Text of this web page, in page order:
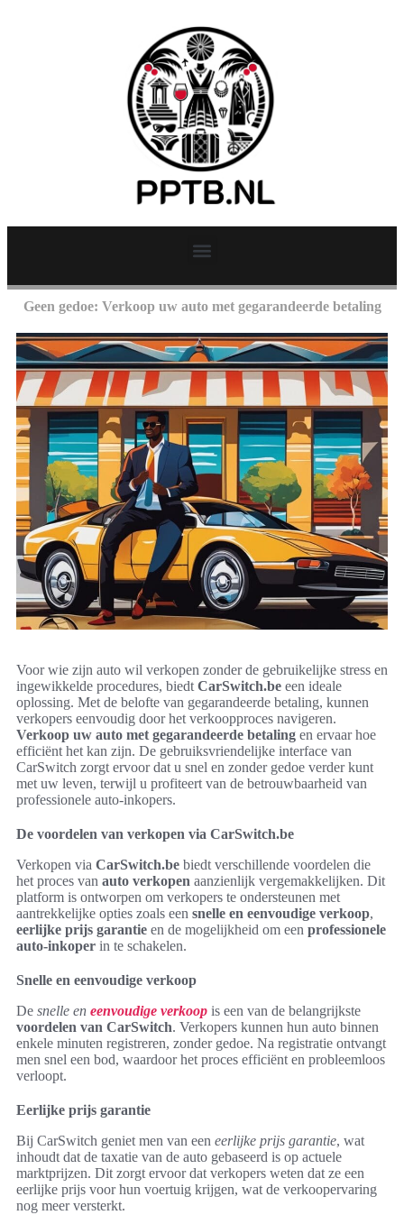
Geen gedoe: Verkoop uw auto met gegarandeerde betaling
Voor wie zijn auto wil verkopen zonder de gebruikelijke stress en
ingewikkelde procedures, biedt CarSwitch.be een ideale
oplossing. Met de belofte van gegarandeerde betaling, kunnen
verkopers eenvoudig door het verkoopproces navigeren.
Verkoop uw auto met gegarandeerde betaling en ervaar hoe
efficiënt het kan zijn. De gebruiksvriendelijke interface van
CarSwitch zorgt ervoor dat u snel en zonder gedoe verder kunt
met uw leven, terwijl u profiteert van de betrouwbaarheid van
professionele auto-inkopers.
De voordelen van verkopen via CarSwitch.be
Verkopen via CarSwitch.be biedt verschillende voordelen die
het proces van auto verkopen aanzienlijk vergemakkelijken. Dit
platform is ontworpen om verkopers te ondersteunen met
aantrekkelijke opties zoals een snelle en eenvoudige verkoop,
eerlijke prijs garantie en de mogelijkheid om een professionele
auto-inkoper in te schakelen.
Snelle en eenvoudige verkoop
De snelle en eenvoudige verkoop is een van de belangrijkste
voordelen van CarSwitch. Verkopers kunnen hun auto binnen
enkele minuten registreren, zonder gedoe. Na registratie ontvangt
men snel een bod, waardoor het proces efficiënt en probleemloos
verloopt.
Eerlijke prijs garantie
Bij CarSwitch geniet men van een eerlijke prijs garantie, wat
inhoudt dat de taxatie van de auto gebaseerd is op actuele
marktprijzen. Dit zorgt ervoor dat verkopers weten dat ze een
eerlijke prijs voor hun voertuig krijgen, wat de verkoopervaring
nog meer versterkt.